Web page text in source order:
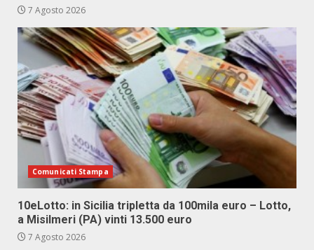
7 Agosto 2026
Comunicati Stampa
10eLotto: in Sicilia tripletta da 100mila euro – Lotto,
a Misilmeri (PA) vinti 13.500 euro
7 Agosto 2026